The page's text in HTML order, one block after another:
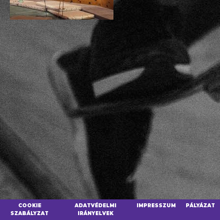
COOKIE
SZABÁLYZAT
ADATVÉDELMI
IRÁNYELVEK
IMPRESSZUM PÁLYÁZAT